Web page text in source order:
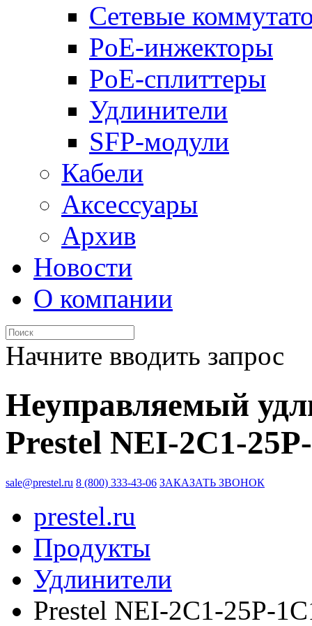
Сетевые
PoE-инжекторы
PoE-сплиттеры
Удлинители
SFP-модули
Кабели
Аксессуары
Архив
Новости
О компании
Начните вводить запрос
Неуправляемый
Prestel NEI-2C1-
sale@prestel.ru 8 (800) 333-43-06 ЗАКАЗАТЬ ЗВОНОК
prestel.ru
Продукты
Удлинители
Prestel NEI-2C1-25P-